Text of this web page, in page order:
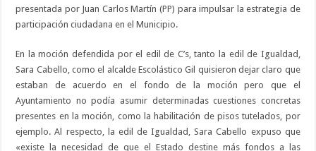
presentada por Juan Carlos Martín (PP) para impulsar la estrategia de
participación ciudadana en el Municipio.
En la moción defendida por el edil de C’s, tanto la edil de Igualdad,
Sara Cabello, como el alcalde Escolástico Gil quisieron dejar claro que
estaban de acuerdo en el fondo de la moción pero que el
Ayuntamiento no podía asumir determinadas cuestiones concretas
presentes en la moción, como la habilitación de pisos tutelados, por
ejemplo. Al respecto, la edil de Igualdad, Sara Cabello expuso que
«existe la necesidad de que el Estado destine más fondos a las